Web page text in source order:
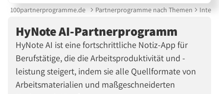
100partnerprogramme.de Partnerprogramme nach Themen
HyNote AI-Partnerprogramm
HyNote AI ist eine fortschrittliche Notiz-App für
Berufstätige, die die Arbeitsproduktivität und -
leistung steigert, indem sie alle Quellformate von
Arbeitsmaterialien und maßgeschneiderten